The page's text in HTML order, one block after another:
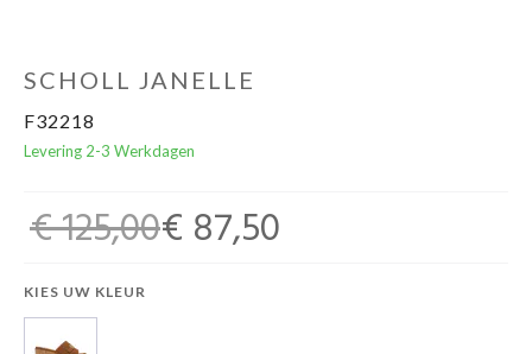
SCHOLL JANELLE
F32218
Levering 2-3 Werkdagen
€ 125,00€ 87,50
KIES UW KLEUR